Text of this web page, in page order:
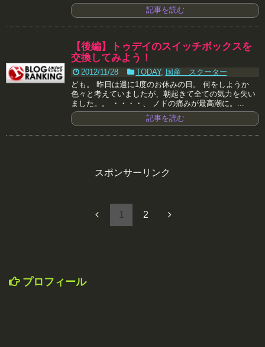
記事を読む
【後編】トゥデイのスイッチボックスを
交換してみよう！
2012/11/28 TODAY, 国産 スクーター
ども。 昨日は週に1度のお休みの日。 何をしようか
色々と考えていましたが、朝起きて全ての気力を失い
ました。。 ・・・・、 ノドの痛みが最高潮に。...
記事を読む
スポンサーリンク
1 2
プロフィール